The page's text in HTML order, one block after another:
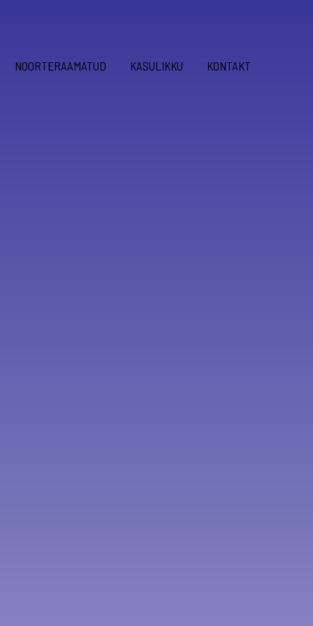
NOORTERAAMATUD KASULIKKU KONTAKT